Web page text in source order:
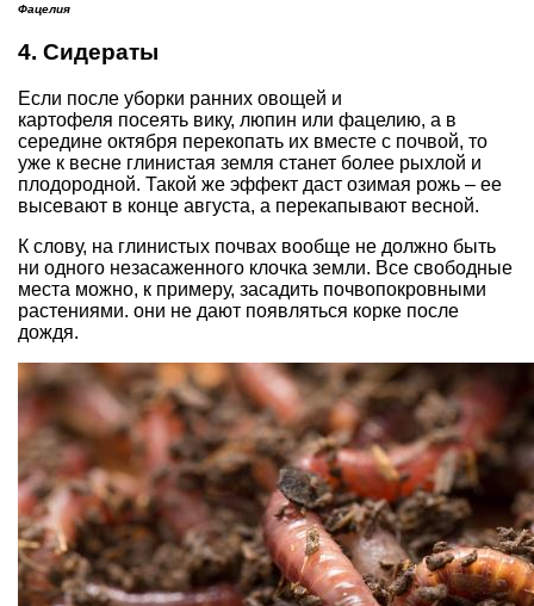
Фацелия
4. Сидераты
Если после уборки ранних овощей и
картофеля посеять вику, люпин или фацелию, а в
середине октября перекопать их вместе с почвой, то
уже к весне глинистая земля станет более рыхлой и
плодородной. Такой же эффект даст озимая рожь – ее
высевают в конце августа, а перекапывают весной.
К слову, на глинистых почвах вообще не должно быть
ни одного незасаженного клочка земли. Все свободные
места можно, к примеру, засадить почвопокровными
растениями. они не дают появляться корке после
дождя.